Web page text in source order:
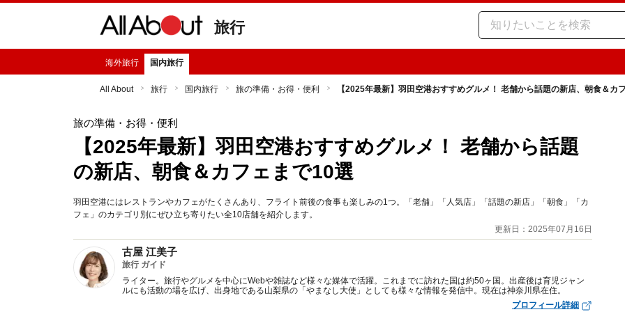
旅行
海外旅行 国内旅行
All About 旅行 国内旅行 旅の準備・お得・便利 【2025年最新】羽田空港おすすめグルメ！ 老舗から話題の新店、朝食＆カ
旅の準備・お得・便利
【2025年最新】羽田空港おすすめグルメ！ 老舗から話題
の新店、朝食＆カフェまで10選
羽田空港にはレストランやカフェがたくさんあり、フライト前後の食事も楽しみの1つ。「老舗」「人気店」「話題の新店」「朝食」「カ
フェ」のカテゴリ別にぜひ立ち寄りたい全10店舗を紹介します。
更新日：2025年07月16日
古屋 江美子
旅行 ガイド
ライター。旅行やグルメを中心にWebや雑誌など様々な媒体で活躍。これまでに訪れた国は約50ヶ国。出産後は育児ジャン
ルにも活動の場を広げ、出身地である山梨県の「やまなし大使」としても様々な情報を発信中。現在は神奈川県在住。
プロフィール詳細